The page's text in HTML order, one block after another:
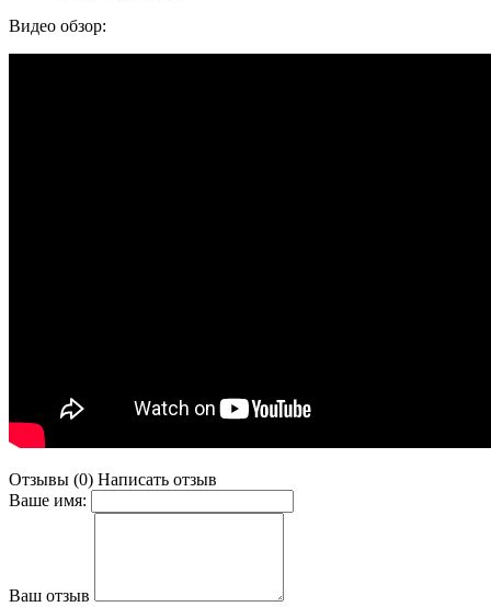
Видео обзор:
Отзывы (0) Написать отзыв
Ваше имя:
Ваш отзыв